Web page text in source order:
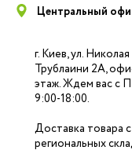
Центральный
г. Киев, ул. Николая
Трублаини 2А,
этаж. Ждем вас с
9:00-18:00.
Доставка товара с
региональных